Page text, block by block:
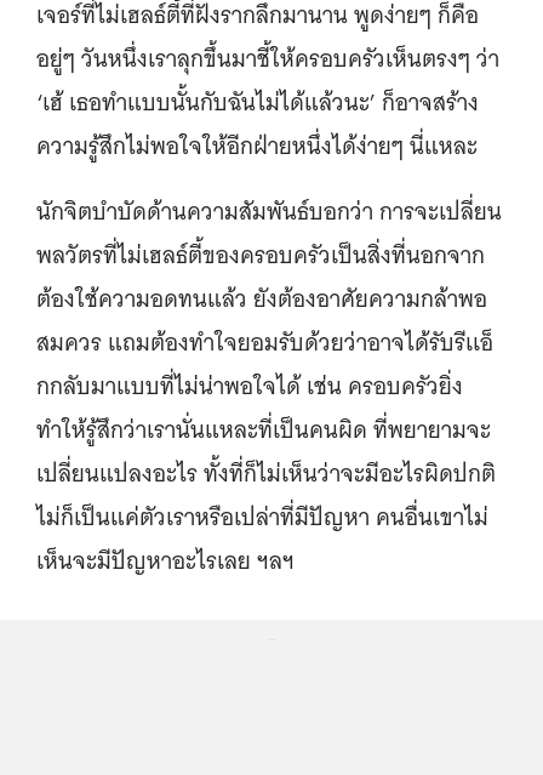
เจอร์ที่ไม่เฮลธ์ตี้ที่ฝังรากลึกมานาน พูดง่ายๆ ก็คือ
อยู่ๆ วันหนึ่งเราลุกขึ้นมาชี้ให้ครอบครัวเห็นตรงๆ ว่า
‘เฮ้ เธอทำแบบนั้นกับฉันไม่ได้แล้วนะ’ ก็อาจสร้าง
ความรู้สึกไม่พอใจให้อีกฝ่ายหนึ่งได้ง่ายๆ นี่แหละ
นักจิตบำบัดด้านความสัมพันธ์บอกว่า การจะเปลี่ยน
พลวัตรที่ไม่เฮลธ์ตี้ของครอบครัวเป็นสิ่งที่นอกจาก
ต้องใช้ความอดทนแล้ว ยังต้องอาศัยความกล้าพอ
สมควร แถมต้องทำใจยอมรับด้วยว่าอาจได้รับรีเเอ็
กกลับมาแบบที่ไม่น่าพอใจได้ เช่น ครอบครัวยิ่ง
ทำให้รู้สึกว่าเรานั่นแหละที่เป็นคนผิด ที่พยายามจะ
เปลี่ยนแปลงอะไร ทั้งที่ก็ไม่เห็นว่าจะมีอะไรผิดปกติ
ไม่ก็เป็นแค่ตัวเราหรือเปล่าที่มีปัญหา คนอื่นเขาไม่
เห็นจะมีปัญหาอะไรเลย ฯลฯ